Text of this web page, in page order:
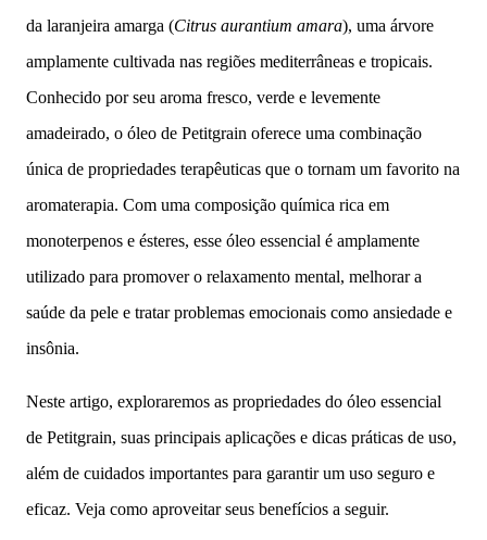
da laranjeira amarga (Citrus aurantium amara), uma árvore
amplamente cultivada nas regiões mediterrâneas e tropicais.
Conhecido por seu aroma fresco, verde e levemente
amadeirado, o óleo de Petitgrain oferece uma combinação
única de propriedades terapêuticas que o tornam um favorito na
aromaterapia. Com uma composição química rica em
monoterpenos e ésteres, esse óleo essencial é amplamente
utilizado para promover o relaxamento mental, melhorar a
saúde da pele e tratar problemas emocionais como ansiedade e
insônia.
Neste artigo, exploraremos as propriedades do óleo essencial
de Petitgrain, suas principais aplicações e dicas práticas de uso,
além de cuidados importantes para garantir um uso seguro e
eficaz. Veja como aproveitar seus benefícios a seguir.